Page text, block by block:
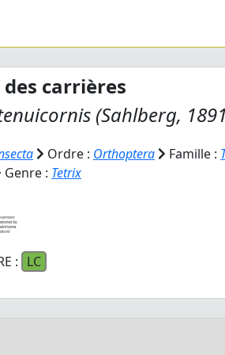
carrières
(Sahlberg,
Ordre : Orthoptera Famille :
Genre : Tetrix
: LC